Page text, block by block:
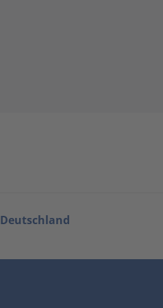
Deutschland